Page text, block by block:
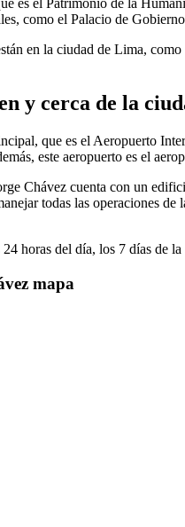
es el Patrimonio de la
como el Palacio de
en la ciudad de Lima,
y cerca de la
que es el Aeropuerto
este aeropuerto es el
Chávez cuenta con un
todas las operaciones
horas del día, los 7 días de
mapa